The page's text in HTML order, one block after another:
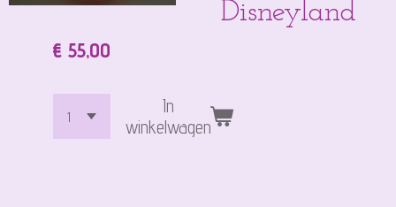
Disneyland
€ 55,00
In
winkelwagen